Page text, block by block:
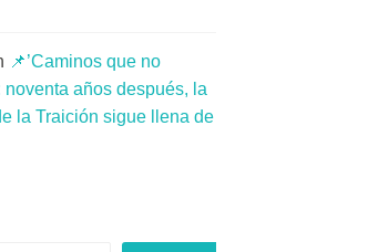
📌’Caminos que no
noventa años después, la
la Traición sigue llena de